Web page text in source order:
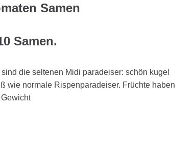
Samen
Samen.
die seltenen Midi paradeiser: schön kugel
wie normale Rispenparadeiser. Früchte haben